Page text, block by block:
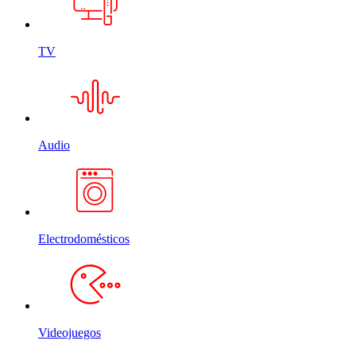
TV
Audio
Electrodomésticos
Videojuegos